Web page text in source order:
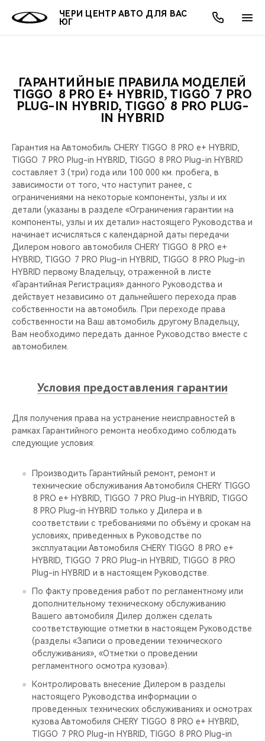
ЧЕРИ ЦЕНТР АВТО ДЛЯ ВАС
ЮГ
МОДЕЛИ
КРОССОВЕРЫ
СЕДАНЫ
НОВИНКИ
ПОКУПАТЕЛЯМ
КРЕДИТ И СТРАХОВАНИЕ
ВЛАДЕЛЬЦАМ
ЗАПЧАСТИ И АКСЕССУАРЫ
ПОДДЕРЖКА
CHERY CONNECT
МИР CHERY
О БРЕНДЕ
CHERY В СОЦСЕТЯХ
ЛЮДИ CHERY
БЛАГОТВОРИТЕЛЬНОСТЬ
CHERY REMOTE
CHERY И СПОРТ
НАШИ МЕРОПРИЯТИЯ
CHERY ДЛЯ ДЕТЕЙ
АКЦИИ
ОНЛАЙН СЕРВИСЫ
КРЕДИТ
О КОМПАНИИ
МЫ В СОЦСЕТЯХ
ГАРАНТИЙНЫЕ ПРАВИЛА МОДЕЛЕЙ
TIGGO 8 PRO Е+ HYBRID, TIGGO 7 PRO
PLUG-IN HYBRID, TIGGO 8 PRO PLUG-
IN HYBRID
Гарантия на Автомобиль CHERY TIGGO 8 PRO е+ HYBRID,
TIGGO 7 PRO Plug-in HYBRID, TIGGO 8 PRO Plug-in HYBRID
составляет 3 (три) года или 100 000 км. пробега, в
зависимости от того, что наступит ранее, с
ограничениями на некоторые компоненты, узлы и их
детали (указаны в разделе «Ограничения гарантии на
компоненты, узлы и их детали» настоящего Руководства и
начинает исчисляться с календарной даты передачи
Дилером нового автомобиля CHERY TIGGO 8 PRO е+
HYBRID, TIGGO 7 PRO Plug-in HYBRID, TIGGO 8 PRO Plug-in
HYBRID первому Владельцу, отраженной в листе
«Гарантийная Регистрация» данного Руководства и
действует независимо от дальнейшего перехода прав
собственности на автомобиль. При переходе права
собственности на Ваш автомобиль другому Владельцу,
Вам необходимо передать данное Руководство вместе с
автомобилем.
Условия предоставления гарантии
Для получения права на устранение неисправностей в
рамках Гарантийного ремонта необходимо соблюдать
следующие условия:
Производить Гарантийный ремонт, ремонт и
технические обслуживания Автомобиля CHERY TIGGO
8 PRO е+ HYBRID, TIGGO 7 PRO Plug-in HYBRID, TIGGO
8 PRO Plug-in HYBRID только у Дилера и в
соответствии с требованиями по объёму и срокам на
условиях, приведенных в Руководстве по
эксплуатации Автомобиля CHERY TIGGO 8 PRO е+
HYBRID, TIGGO 7 PRO Plug-in HYBRID, TIGGO 8 PRO
Plug-in HYBRID и в настоящем Руководстве.
По факту проведения работ по регламентному или
дополнительному техническому обслуживанию
Вашего автомобиля Дилер должен сделать
соответствующие отметки в настоящем Руководстве
(разделы «Записи о проведении технического
обслуживания», «Отметки о проведении
регламентного осмотра кузова»).
Контролировать внесение Дилером в разделы
настоящего Руководства информации о
проведенных технических обслуживаниях и осмотрах
кузова Автомобиля CHERY TIGGO 8 PRO е+ HYBRID,
TIGGO 7 PRO Plug-in HYBRID, TIGGO 8 PRO Plug-in